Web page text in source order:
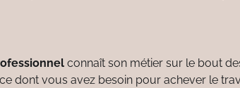
connaît son métier sur le bout
dont vous avez besoin pour achever le